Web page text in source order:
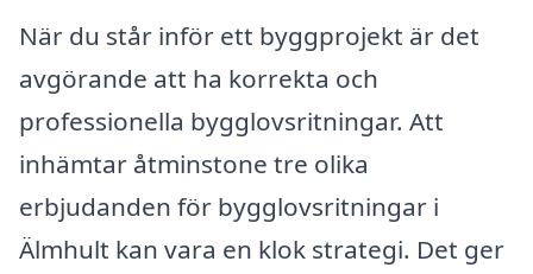
När du står inför ett byggprojekt är det
avgörande att ha korrekta och
professionella bygglovsritningar. Att
inhämtar åtminstone tre olika
erbjudanden för bygglovsritningar i
Älmhult kan vara en klok strategi. Det ger